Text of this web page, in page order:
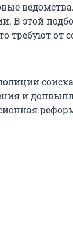
В этой
требуют от
и